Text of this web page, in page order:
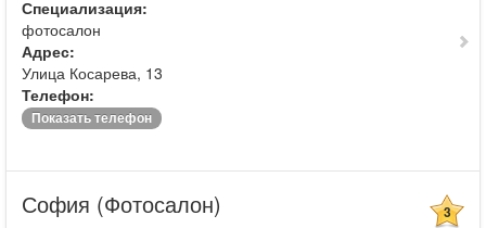
Специализация:
фотосалон
Адрес:
Улица Косарева, 13
Телефон:
Показать телефон
София (Фотосалон) 3